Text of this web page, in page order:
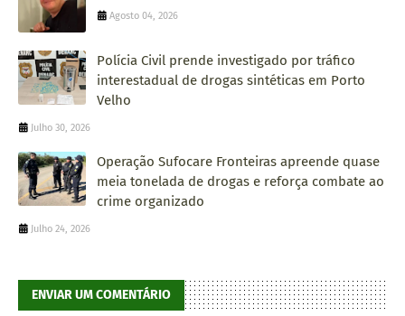
Agosto 04, 2026
Polícia Civil prende investigado por tráfico
interestadual de drogas sintéticas em Porto
Velho
Julho 30, 2026
Operação Sufocare Fronteiras apreende quase
meia tonelada de drogas e reforça combate ao
crime organizado
Julho 24, 2026
ENVIAR UM COMENTÁRIO